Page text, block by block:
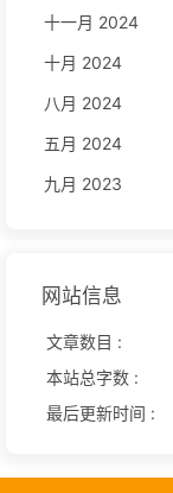
十一月 2024
十月 2024
八月 2024
五月 2024
九月 2023
网站信息
文章数目 :
本站总字数 :
最后更新时间 :